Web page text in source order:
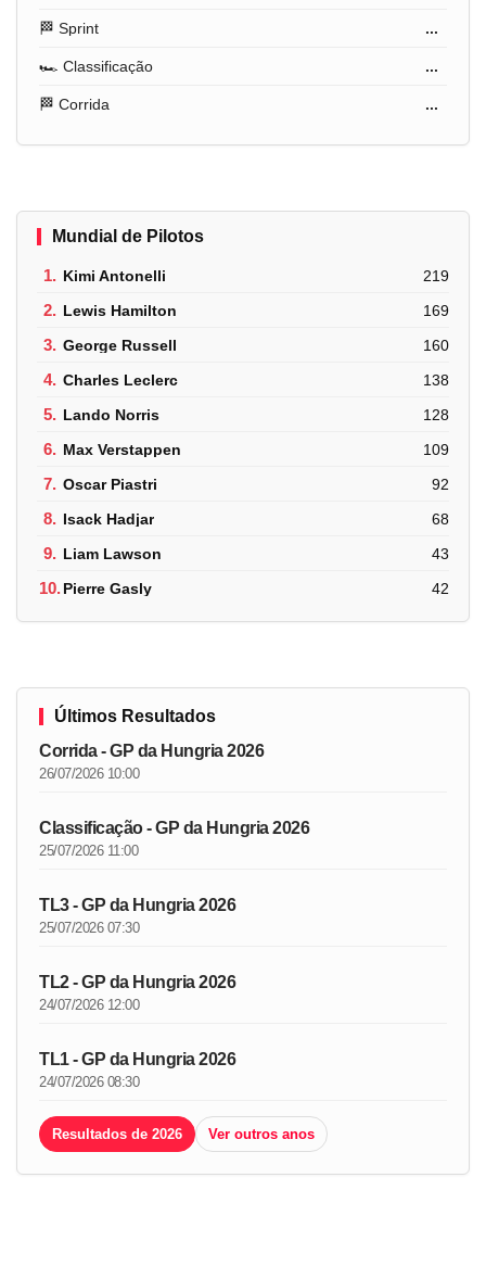
🏁 Sprint ...
🏎️ Classificação ...
🏁 Corrida ...
Mundial de Pilotos
1. Kimi Antonelli 219
2. Lewis Hamilton 169
3. George Russell 160
4. Charles Leclerc 138
5. Lando Norris 128
6. Max Verstappen 109
7. Oscar Piastri 92
8. Isack Hadjar 68
9. Liam Lawson 43
10.Pierre Gasly 42
Últimos Resultados
Corrida - GP da Hungria 2026
26/07/2026 10:00
Classificação - GP da Hungria 2026
25/07/2026 11:00
TL3 - GP da Hungria 2026
25/07/2026 07:30
TL2 - GP da Hungria 2026
24/07/2026 12:00
TL1 - GP da Hungria 2026
24/07/2026 08:30
Resultados de 2026 Ver outros anos